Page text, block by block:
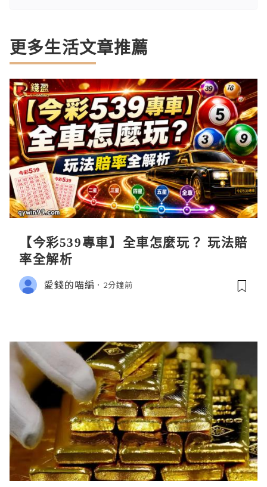
更多生活文章推薦
【今彩539專車】全車怎麼玩？ 玩法賠
率全解析
愛錢的喵編 2分鐘前